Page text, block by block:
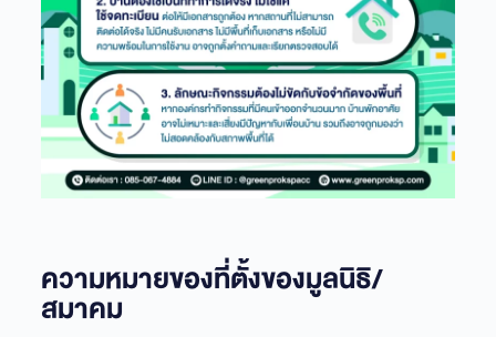
ความหมายของที่ตั้งของมูลนิธิ/
สมาคม